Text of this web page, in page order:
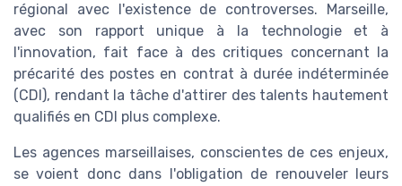
régional avec l'existence de controverses. Marseille,
avec son rapport unique à la technologie et à
l'innovation, fait face à des critiques concernant la
précarité des postes en contrat à durée indéterminée
(CDI), rendant la tâche d'attirer des talents hautement
qualifiés en CDI plus complexe.
Les agences marseillaises, conscientes de ces enjeux,
se voient donc dans l'obligation de renouveler leurs